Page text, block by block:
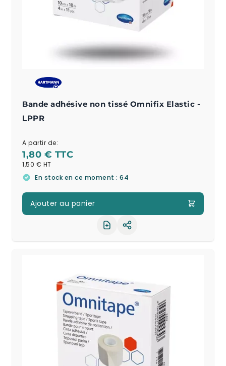
Bande adhésive non tissé Omnifix Elastic -
LPPR
A partir de:
1,80 €
1,50 €
En stock en ce moment : 64
Ajouter au panier
Partager le produit